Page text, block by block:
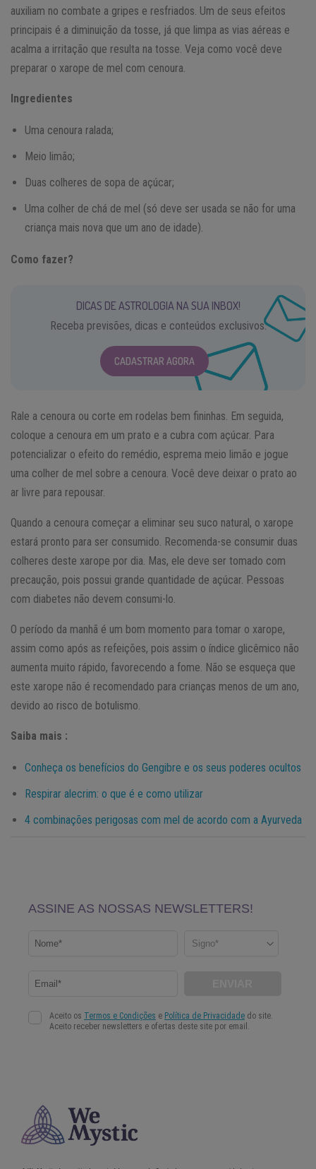
auxiliam no combate a gripes e resfriados. Um de seus efeitos
principais é a diminuição da tosse, já que limpa as vias aéreas e
acalma a irritação que resulta na tosse. Veja como você deve
preparar o xarope de mel com cenoura.
Ingredientes
Uma cenoura ralada;
Meio limão;
Duas colheres de sopa de açúcar;
Uma colher de chá de mel (só deve ser usada se não for uma
criança mais nova que um ano de idade).
Como fazer?
DICAS DE ASTROLOGIA NA SUA INBOX!
Receba previsões, dicas e conteúdos exclusivos.
CADASTRAR AGORA
Rale a cenoura ou corte em rodelas bem fininhas. Em seguida,
coloque a cenoura em um prato e a cubra com açúcar. Para
potencializar o efeito do remédio, esprema meio limão e jogue
uma colher de mel sobre a cenoura. Você deve deixar o prato ao
ar livre para repousar.
Quando a cenoura começar a eliminar seu suco natural, o xarope
estará pronto para ser consumido. Recomenda-se consumir duas
colheres deste xarope por dia. Mas, ele deve ser tomado com
precaução, pois possui grande quantidade de açúcar. Pessoas
com diabetes não devem consumi-lo.
O período da manhã é um bom momento para tomar o xarope,
assim como após as refeições, pois assim o índice glicêmico não
aumenta muito rápido, favorecendo a fome. Não se esqueça que
este xarope não é recomendado para crianças menos de um ano,
devido ao risco de botulismo.
Saiba mais :
Conheça os benefícios do Gengibre e os seus poderes ocultos
Respirar alecrim: o que é e como utilizar
4 combinações perigosas com mel de acordo com a Ayurveda